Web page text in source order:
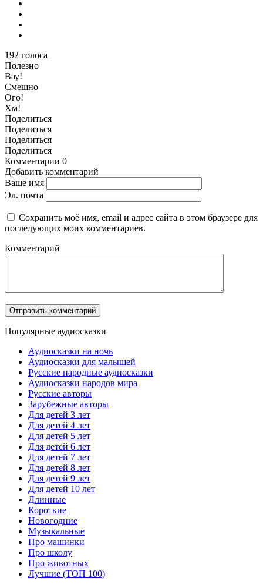
192 голоса
Полезно
Вау!
Смешно
Ого!
Хм!
Поделиться
Поделиться
Поделиться
Поделиться
Комментарии 0
Добавить комментарий
Ваше имя
Эл. почта
Сохранить моё имя, email и адрес сайта в этом браузере для
последующих моих комментариев.
Комментарий
Популярные аудиосказки
Аудиосказки на ночь
Аудиосказки для малышей
Русские народные аудиосказки
Аудиосказки народов мира
Русские авторы
Зарубежные авторы
Для детей 3 лет
Для детей 4 лет
Для детей 5 лет
Для детей 6 лет
Для детей 7 лет
Для детей 8 лет
Для детей 9 лет
Для детей 10 лет
Длинные
Короткие
Новогодние
Музыкальные
Про машинки
Про школу
Про животных
Лучшие (ТОП 100)